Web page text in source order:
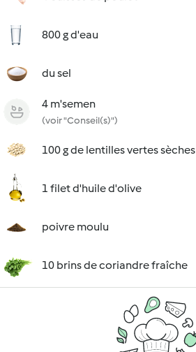
800 g d'eau
du sel
4 m'semen
(voir "Conseil(s)")
100 g de lentilles vertes sèches
1 filet d'huile d'olive
poivre moulu
10 brins de coriandre fraîche